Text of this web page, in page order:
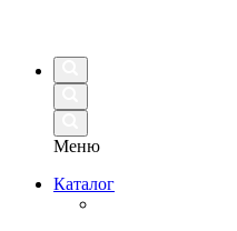
Меню
Каталог